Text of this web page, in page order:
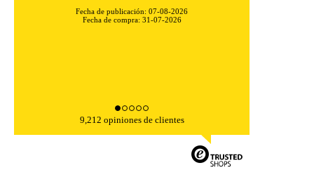
Fecha de publicación: 07-08-2026
Fecha de compra: 31-07-2026
9,212 opiniones de clientes